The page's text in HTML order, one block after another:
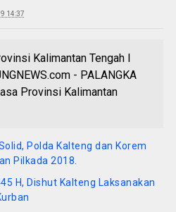
14:37
Kalimantan Tengah I
- PALANGKA
Provinsi Kalimantan
Polda Kalteng dan Korem
Pilkada 2018.
H, Dishut Kalteng Laksanakan